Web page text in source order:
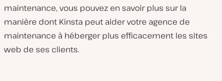
maintenance, vous pouvez en savoir plus sur la
manière dont Kinsta peut aider votre agence de
maintenance à héberger plus efficacement les sites
web de ses clients.